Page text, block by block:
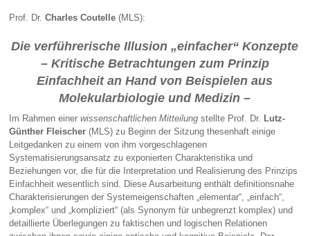
Prof. Dr. Charles Coutelle(MLS):
Die verführerische Illusion „einfacher“ Konzepte
– Kritische Betrachtungen zum Prinzip
Einfachheit an Hand von Beispielen aus
Molekularbiologie und Medizin –
Im Rahmen einerwissenschaftlichen Mitteilung stellte Prof. Dr.
Lutz-
Günther Fleischer (MLS) zu Beginn der Sitzung thesenhaft einige
Leitgedanken zu einem von ihm vorgeschlagenen
Systematisierungsansatz zu exponierten Charakteristika und
Beziehungen vor, die für die Interpretation und Realisierung des Prinzips
Einfachheit wesentlich sind. Diese Ausarbeitung enthält definitionsnahe
Charakterisierungen der Systemeigenschaften „elementar“, „einfach“,
„komplex“ und „kompliziert“ (als Synonym für unbegrenzt komplex) und
detaillierte Überlegungen zu faktischen und logischen Relationen